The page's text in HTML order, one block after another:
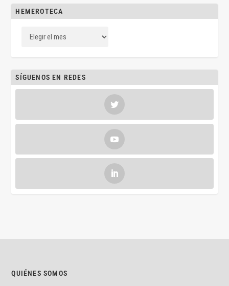
HEMEROTECA
SÍGUENOS EN REDES
QUIÉNES SOMOS